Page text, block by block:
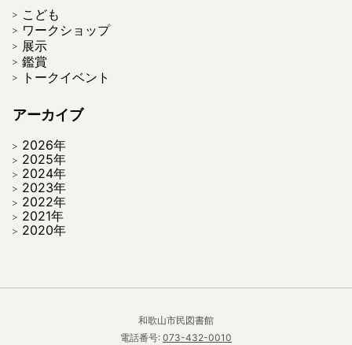
こども
ワークショップ
展示
鑑賞
トークイベント
アーカイブ
2026年
2025年
2024年
2023年
2022年
2021年
2020年
和歌山市民図書館
電話番号: 073-432-0010